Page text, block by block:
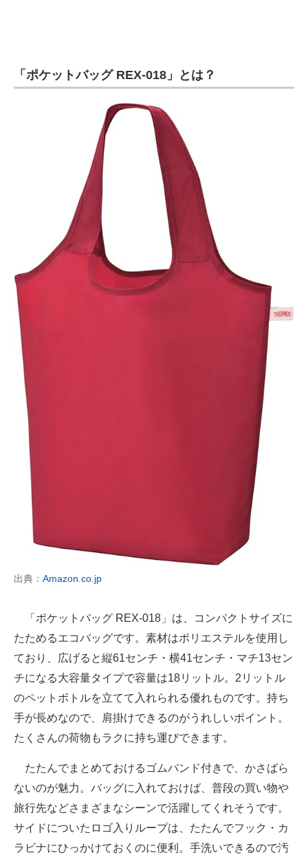
「ポケットバッグ REX-018」とは？
出典： Amazon.co.jp
「ポケットバッグ REX-018」は、コンパクトサイズに
たためるエコバッグです。素材はポリエステルを使用し
ており、広げると縦61センチ・横41センチ・マチ13セン
チになる大容量タイプで容量は18リットル。2リットル
のペットボトルを立てて入れられる優れものです。持ち
手が長めなので、肩掛けできるのがうれしいポイント。
たくさんの荷物もラクに持ち運びできます。
たたんでまとめておけるゴムバンド付きで、かさばら
ないのが魅力。バッグに入れておけば、普段の買い物や
旅行先などさまざまなシーンで活躍してくれそうです。
サイドについたロゴ入りループは、たたんでフック・カ
ラビナにひっかけておくのに便利。手洗いできるので汚